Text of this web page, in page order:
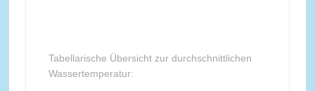
Tabellarische Übersicht zur durchschnittlichen
Wassertemperatur: